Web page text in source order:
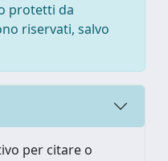
protetti da
riservati, salvo
per citare o